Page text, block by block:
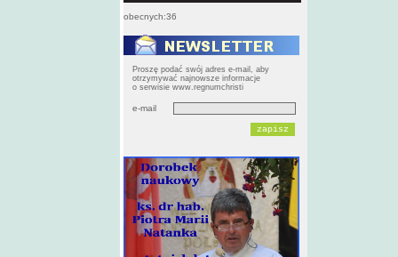
obecnych:36
Proszę podać swój adres e-mail, aby
otrzymywać najnowsze informacje
o serwisie www.regnumchristi
e-mail